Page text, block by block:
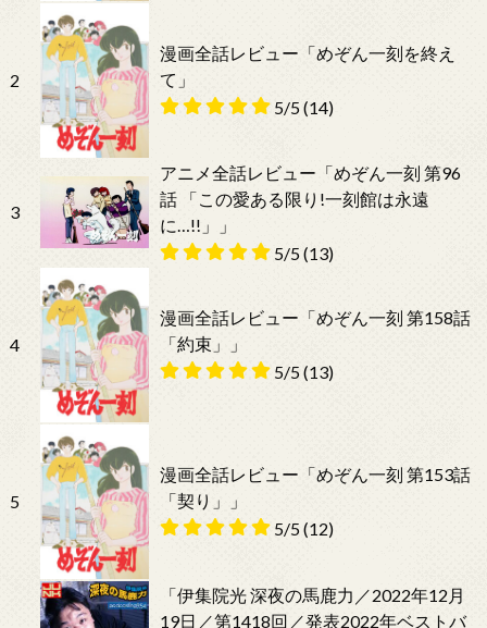
2
漫画全話レビュー「めぞん一刻を終え
て」
5/5(14)
3
アニメ全話レビュー「めぞん一刻 第96
話 「この愛ある限り!一刻館は永遠
に…!!」」
5/5(13)
4
漫画全話レビュー「めぞん一刻 第158話
「約束」」
5/5(13)
5
漫画全話レビュー「めぞん一刻 第153話
「契り」」
5/5(12)
「伊集院光 深夜の馬鹿力／2022年12月
19日／第1418回／発表2022年ベストバ